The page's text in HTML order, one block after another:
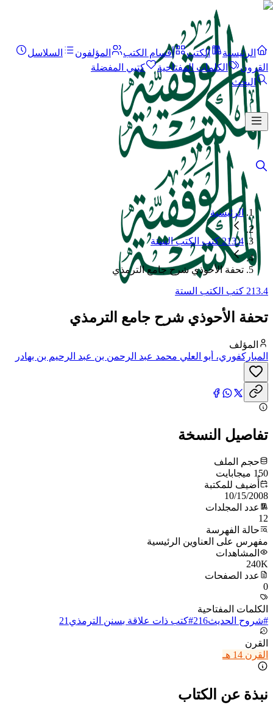
الرئيسية الكتب أقسام الكتب المؤلفون
السلاسل
القرون
الكلمات المفتاحية
كتبي المفضلة
البحث
الرئيسية
213.4 كتب الكتب الستة
تحفة الأحوذي شرح جامع الترمذي
213.4 كتب الكتب الستة
تحفة الأحوذي شرح جامع الترمذي
المؤلف
المباركفوري، أبو العلي محمد عبد الرحمن بن عبد الرحيم بن بهادر
الأنصاري
تفاصيل النسخة
حجم الملف
150 ميجابايت
أُضيف للمكتبة
10/15/2008
عدد المجلدات
12
حالة الفهرسة
مفهرس على العناوين الرئيسية
المشاهدات
240K
عدد الصفحات
0
الكلمات المفتاحية
#شروح الحديث216
#كتب ذات علاقة بسنن الترمذي 21
القرن
القرن 14 هـ
نبذة عن الكتاب